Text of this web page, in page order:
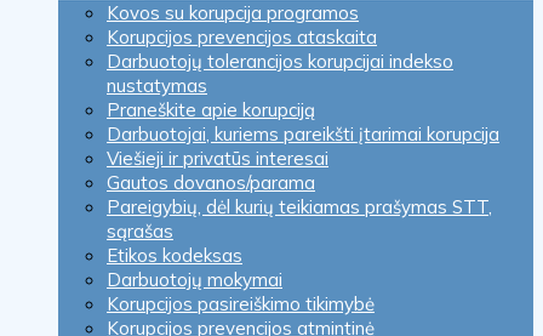
Kovos su korupcija programos
Korupcijos prevencijos ataskaita
Darbuotojų tolerancijos korupcijai indekso
nustatymas
Praneškite apie korupciją
Darbuotojai, kuriems pareikšti įtarimai korupcija
Viešieji ir privatūs interesai
Gautos dovanos/parama
Pareigybių, dėl kurių teikiamas prašymas STT,
sąrašas
Etikos kodeksas
Darbuotojų mokymai
Korupcijos pasireiškimo tikimybė
Korupcijos prevencijos atmintinė